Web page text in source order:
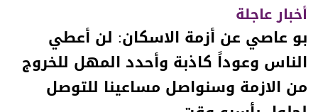
أخبار عاجلة
بو عاصي عن أزمة الاسكان: لن أعطي
الناس وعوداً كاذبة وأحدد المهل للخروج
من الازمة وسنواصل مساعينا للتوصل